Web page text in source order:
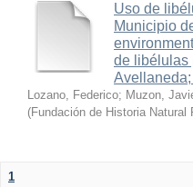
Uso de
Municipio
de libélulas
Lozano, Federico; Muzon,
(Fundación de Historia Natural
1